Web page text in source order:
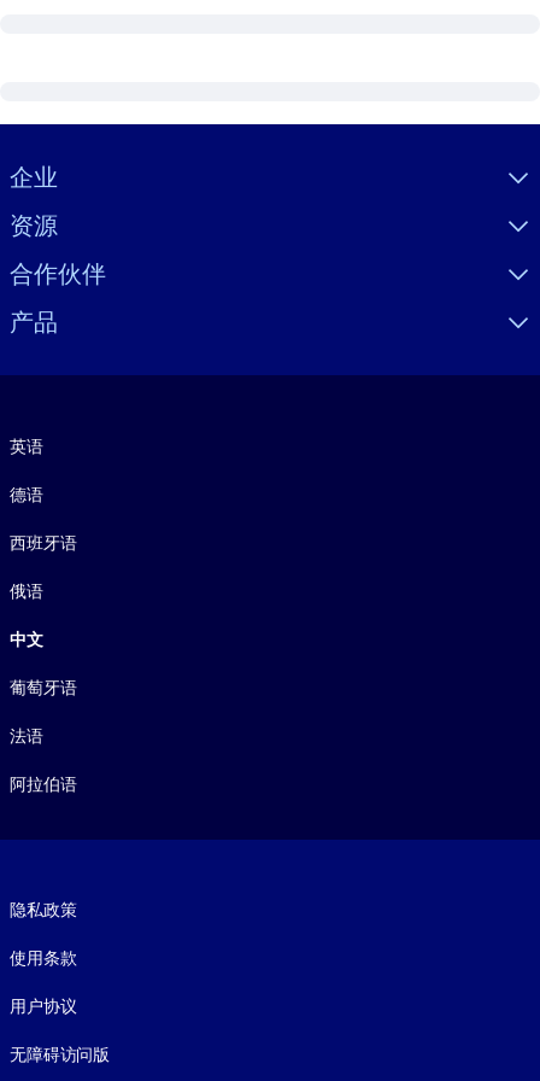
Visually hidden Text
企业
资源
合作伙伴
产品
英语
德语
西班牙语
俄语
中文
葡萄牙语
法语
阿拉伯语
隐私政策
使用条款
用户协议
无障碍访问版